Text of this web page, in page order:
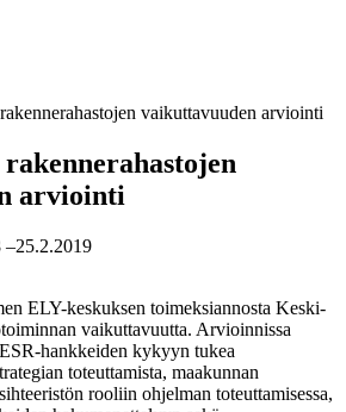
vaikuttavuuden arviointi
arviointi
–25.2.2019
ELY-keskuksen toimeksiannosta Keski-
vaikuttavuutta. Arvioinnissa
hankkeiden kykyyn tukea
toteuttamista, maakunnan
rooliin ohjelman toteuttamisessa,